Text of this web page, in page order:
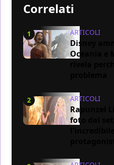
Correlati
1 ARTICOLI
Disney
Oceania e
2 ARTICOLI
Rapunzel
foto dal set